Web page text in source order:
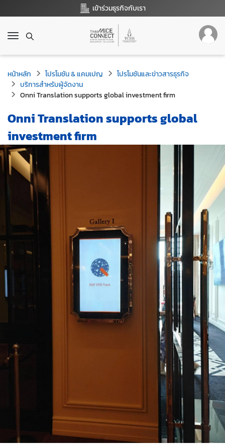
เข้าร่วมธุรกิจกับเรา
T
g
g
l
e
n
v
i
g
a
t
หน้าหลัก โปรโมชัน & แคมเปญ
โปรโมชันและข่าวสารธุรกิจ
บริการสำหรับผู้จัดงาน
Onni Translation supports global investment firm
Onni Translation supports global
investment firm